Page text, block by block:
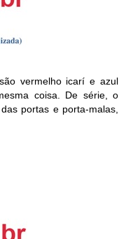
vermelho icarí e azul
coisa. De série, o
portas e porta-malas,